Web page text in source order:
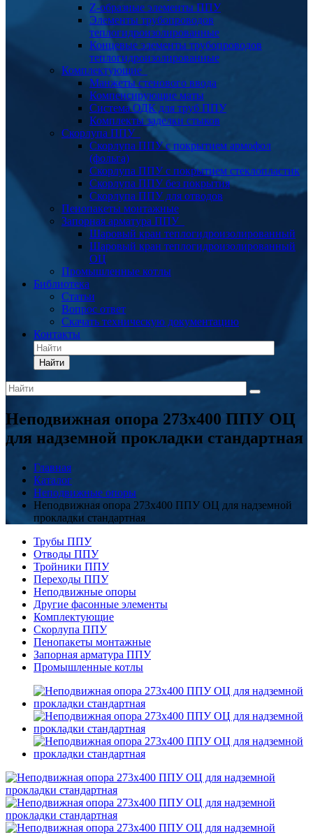
Z-образные элементы ППУ
Элементы трубопроводов
теплогидроизолированные
Концевые элементы трубопроводов
теплогидроизолированные
Комплектующие
Манжеты стенового ввода
Компенсирующие маты
Система ОДК для труб ППУ
Комплекты заделки стыков
Скорлупа ППУ
Скорлупа ППУ с покрытием армофол
(фольга)
Скорлупа ППУ с покрытием стеклопластик
Скорлупа ППУ без покрытия
Скорлупа ППУ для отводов
Пенопакеты монтажные
Запорная арматура ППУ
Шаровый кран теплогидроизолированный
Шаровый кран теплогидроизолированный
ОЦ
Промышленные котлы
Библиотека
Статьи
Вопрос ответ
Скачать техническую документацию
Контакты
Найти
Неподвижная опора 273x400 ППУ ОЦ
для надземной прокладки стандартная
Главная
Каталог
Неподвижные опоры
Неподвижная опора 273x400 ППУ ОЦ для надземной
прокладки стандартная
Трубы ППУ
Отводы ППУ
Тройники ППУ
Переходы ППУ
Неподвижные опоры
Другие фасонные элементы
Комплектующие
Скорлупа ППУ
Пенопакеты монтажные
Запорная арматура ППУ
Промышленные котлы